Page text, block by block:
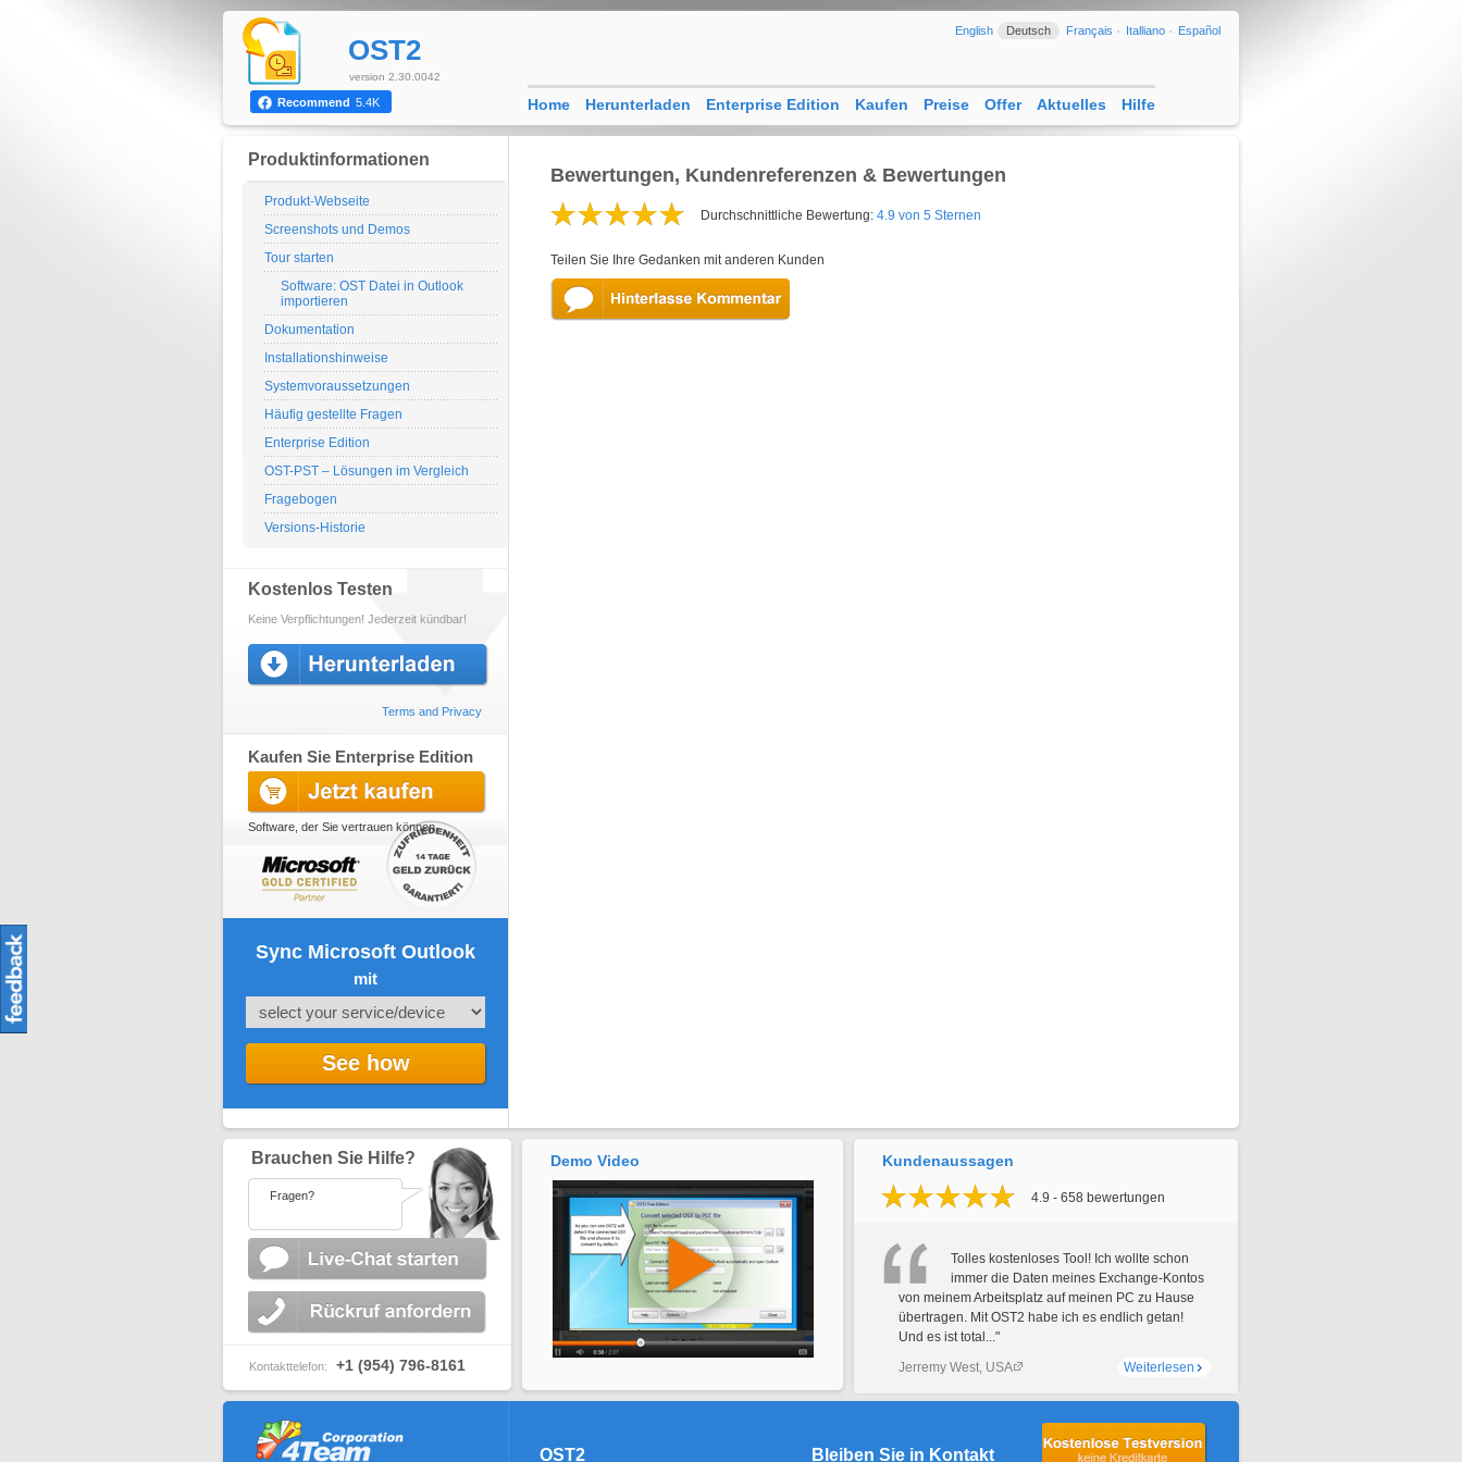
Bewertungen, Kundenreferenzen & Bewertungen
Durchschnittliche Bewertung: 4.9 von 5 Sternen
Teilen Sie Ihre Gedanken mit anderen Kunden
Produktinformationen
Produkt-Webseite
Screenshots und Demos
Tour starten
Software: OST Datei in Outlook
importieren
Dokumentation
Installationshinweise
Systemvoraussetzungen
Häufig gestellte Fragen
Enterprise Edition
OST-PST – Lösungen im Vergleich
Fragebogen
Versions-Historie
Kostenlos Testen
Keine Verpflichtungen! Jederzeit kündbar!
Terms and Privacy
Kaufen Sie Enterprise Edition
Software, der Sie vertrauen können
Sync Microsoft Outlook
mit
See how
OST2
version 2.30.0042
English Deutsch Français Italliano Español
Recommend 5.4K Home Herunterladen Enterprise Edition Kaufen Preise Offer Aktuelles Hilfe
Brauchen Sie Hilfe?
Fragen?
Kontakttelefon: +1 (954) 796-8161
Demo Video Kundenaussagen
4.9 - 658 bewertungen
Tolles kostenloses Tool! Ich wollte schon
immer die Daten meines Exchange-Kontos
von meinem Arbeitsplatz auf meinen PC zu Hause
übertragen. Mit OST2 habe ich es endlich getan!
Und es ist total..."
Jerremy West, USA
Weiterlesen
OST2 Bleiben Sie in Kontakt